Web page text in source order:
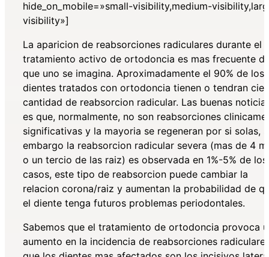
hide_on_mobile=»small-visibility,medium-
visibility»]
La aparicion de reabsorciones radiculares durante el
tratamiento activo de ortodoncia es mas frecuente
que uno se imagina. Aproximadamente el 90% de los
dientes tratados con ortodoncia tienen o tendran
cantidad de reabsorcion radicular. Las buenas
es que, normalmente, no son reabsorciones
significativas y la mayoria se regeneran por si solas,
embargo la reabsorcion radicular severa (mas de 4
o un tercio de las raiz) es observada en 1%-5% de los
casos, este tipo de reabsorcion puede cambiar la
relacion corona/raiz y aumentan la probabilidad de
el diente tenga futuros problemas periodontales.
Sabemos que el tratamiento de ortodoncia provoca
aumento en la incidencia de reabsorciones